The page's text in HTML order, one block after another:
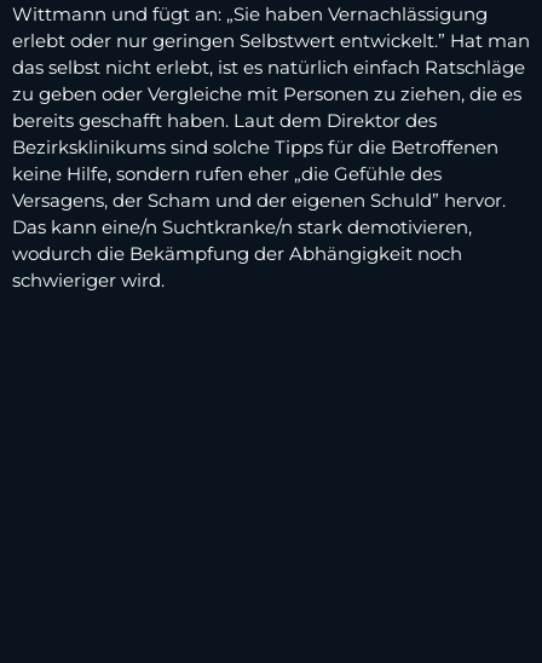
Wittmann und fügt an: „Sie haben Vernachlässigung
erlebt oder nur geringen Selbstwert entwickelt.” Hat man
das selbst nicht erlebt, ist es natürlich einfach Ratschläge
zu geben oder Vergleiche mit Personen zu ziehen, die es
bereits geschafft haben. Laut dem Direktor des
Bezirksklinikums sind solche Tipps für die Betroffenen
keine Hilfe, sondern rufen eher „die Gefühle des
Versagens, der Scham und der eigenen Schuld” hervor.
Das kann eine/n Suchtkranke/n stark demotivieren,
wodurch die Bekämpfung der Abhängigkeit noch
schwieriger wird.